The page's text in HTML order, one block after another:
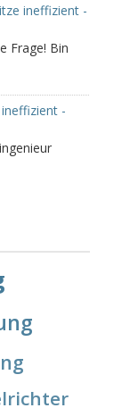
ineffizient -
Frage! Bin
-